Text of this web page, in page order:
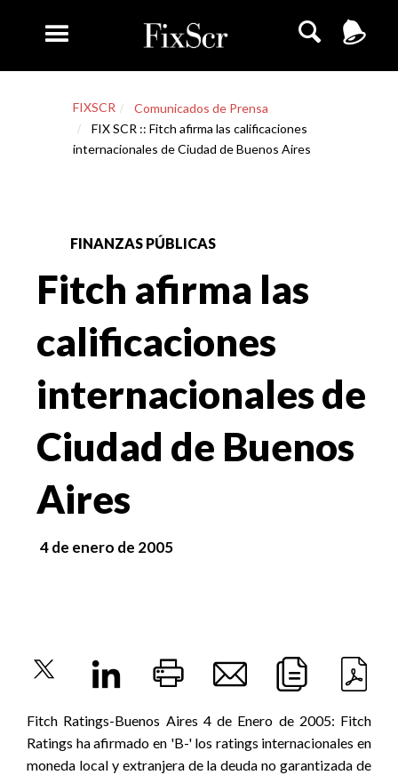
FIXSCR
Comunicados de Prensa
FIX SCR :: Fitch afirma las calificaciones
internacionales de Ciudad de Buenos Aires
FINANZAS PÚBLICAS
Fitch afirma las
calificaciones
internacionales de
Ciudad de Buenos
Aires
4 de enero de 2005
Fitch Ratings-Buenos Aires 4 de Enero de 2005: Fitch
Ratings ha afirmado en 'B-' los ratings internacionales en
moneda local y extranjera de la deuda no garantizada de